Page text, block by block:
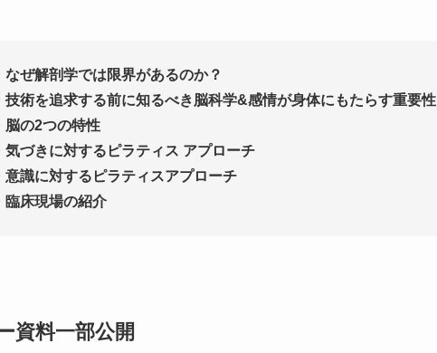
なぜ解剖学では限界があるのか？
技術を追求する前に知るべき脳科学&感情が身体にもたらす重要性
脳の2つの特性
気づきに対するピラティス アプローチ
意識に対するピラティスアプローチ
臨床現場の紹介
資料一部公開